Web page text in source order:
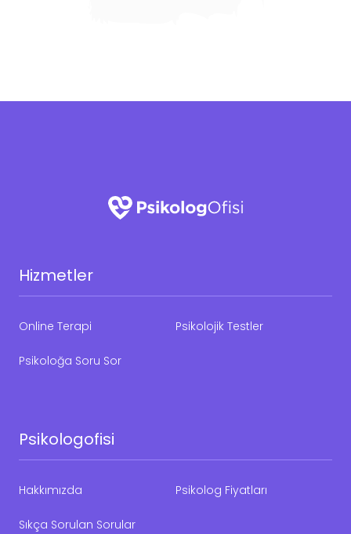
Hizmetler
Online Terapi Psikolojik Testler
Psikoloğa Soru Sor
Psikologofisi
Hakkımızda Psikolog Fiyatları
Sıkça Sorulan Sorular